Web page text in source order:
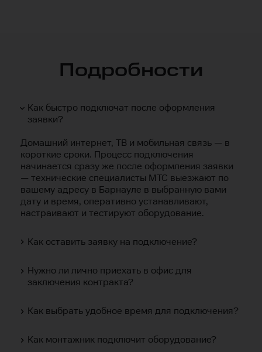
Подробности
Как быстро подключат после оформления
заявки?
Домашний интернет, ТВ и мобильная связь — в
короткие сроки. Процесс подключения
начинается сразу же после оформления заявки
— технические специалисты МТС выезжают по
вашему адресу в Барнауле в выбранную вами
дату и время, оперативно устанавливают,
настраивают и тестируют оборудование.
Как оставить заявку на подключение?
Нужно ли лично приехать в офис для
заключения контракта?
Как выбрать удобное время для подключения?
Как монтажник подключит оборудование?